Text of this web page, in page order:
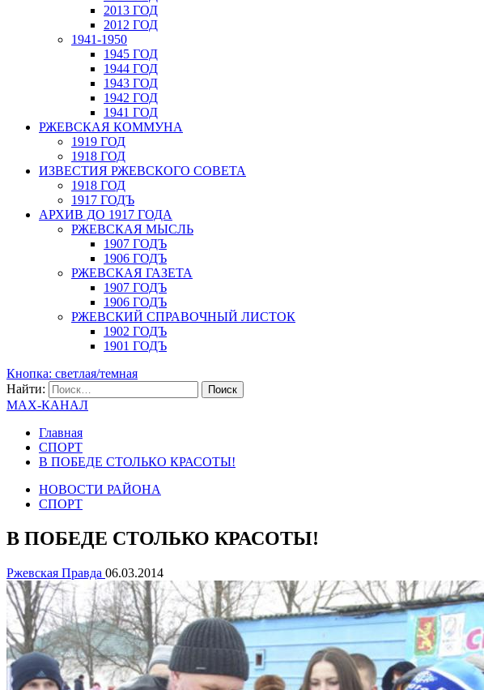
2013 ГОД
2012 ГОД
1941-1950
1945 ГОД
1944 ГОД
1943 ГОД
1942 ГОД
1941 ГОД
РЖЕВСКАЯ КОММУНА
1919 ГОД
1918 ГОД
ИЗВЕСТИЯ РЖЕВСКОГО СОВЕТА
1918 ГОД
1917 ГОДЪ
АРХИВ ДО 1917 ГОДА
РЖЕВСКАЯ МЫСЛЬ
1907 ГОДЪ
1906 ГОДЪ
РЖЕВСКАЯ ГАЗЕТА
1907 ГОДЪ
1906 ГОДЪ
РЖЕВСКИЙ СПРАВОЧНЫЙ ЛИСТОК
1902 ГОДЪ
1901 ГОДЪ
Кнопка: светлая/темная
Найти:
MAX-КАНАЛ
Главная
СПОРТ
В ПОБЕДЕ СТОЛЬКО КРАСОТЫ!
НОВОСТИ РАЙОНА
СПОРТ
В ПОБЕДЕ СТОЛЬКО КРАСОТЫ!
Ржевская Правда 06.03.2014